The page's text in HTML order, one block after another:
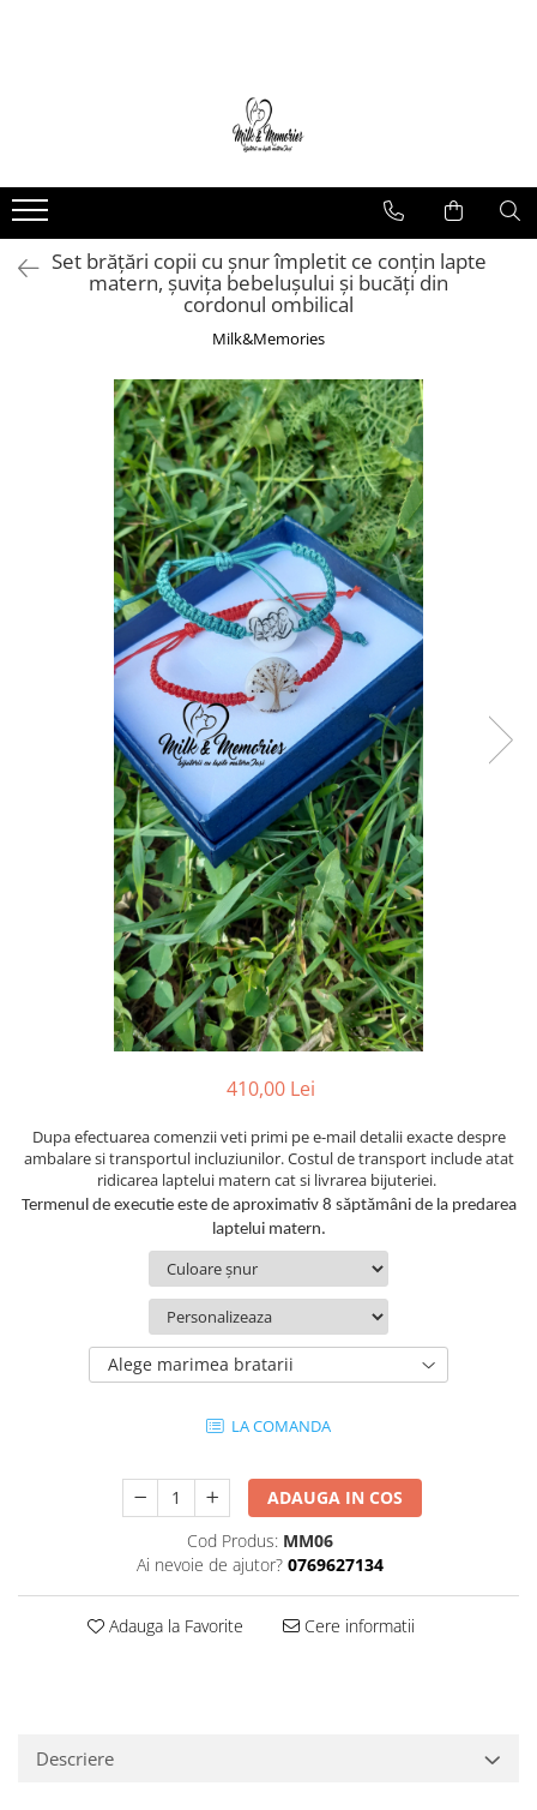
Brățări argint
Brățări șnur
Charm-uri
Pandantive aur
Pandantive argint
Vouchere Cadou
Seturi bijuterii
Seturi din argint
Seturi din aur
Set brățări copii cu șnur împletit ce conțin lapte
matern, șuvița bebelușului și bucăți din
cordonul ombilical
Milk&Memories
410,00 Lei
Dupa efectuarea comenzii veti primi pe e-mail detalii exacte despre
ambalare si transportul incluziunilor. Costul de transport include atat
ridicarea laptelui matern cat si livrarea bijuteriei.
Termenul de executie este de aproximativ 8 săptămâni de la predarea
laptelui matern.
Alege marimea bratarii
LA COMANDA
ADAUGA IN COS
Cod Produs: MM06
Ai nevoie de ajutor? 0769627134
Adauga la Favorite Cere informatii
Descriere